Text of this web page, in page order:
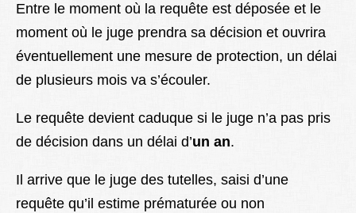
Entre le moment où la requête est déposée et le
moment où le juge prendra sa décision et ouvrira
éventuellement une mesure de protection, un délai
de plusieurs mois va s’écouler.
Le requête devient caduque si le juge n’a pas pris
de décision dans un délai d’un an.
Il arrive que le juge des tutelles, saisi d’une
requête qu’il estime prématurée ou non